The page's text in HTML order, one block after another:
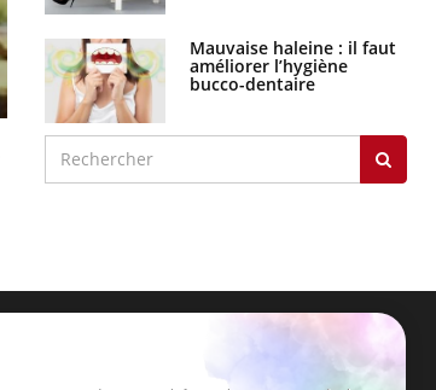
les vacances ?
Mauvaise haleine : il faut
améliorer l’hygiène
bucco-dentaire